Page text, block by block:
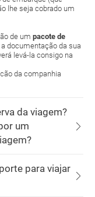
lhe seja cobrado um
de um pacote de
documentação da sua
levá-la consigo na
da companhia
da viagem?
um
para viajar